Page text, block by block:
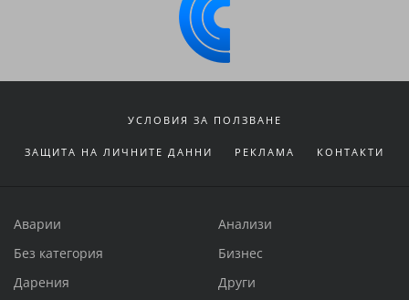
УСЛОВИЯ ЗА ПОЛЗВАНЕ
ЗАЩИТА НА ЛИЧНИТЕ ДАННИ РЕКЛАМА КОНТАКТИ
Аварии
Анализи
Без категория
Бизнес
Дарения
Други